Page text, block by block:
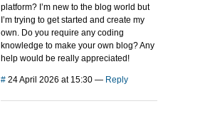
platform? I’m new to the blog world but
I’m trying to get started and create my
own. Do you require any coding
knowledge to make your own blog? Any
help would be really appreciated!
# 24 April 2026 at 15:30 — Reply